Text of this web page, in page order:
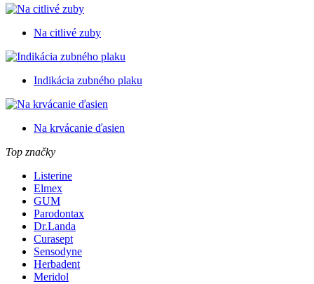
Na citlivé zuby
Indikácia zubného plaku
Na krvácanie ďasien
Top značky
Listerine
Elmex
GUM
Parodontax
Dr.Landa
Curasept
Sensodyne
Herbadent
Meridol